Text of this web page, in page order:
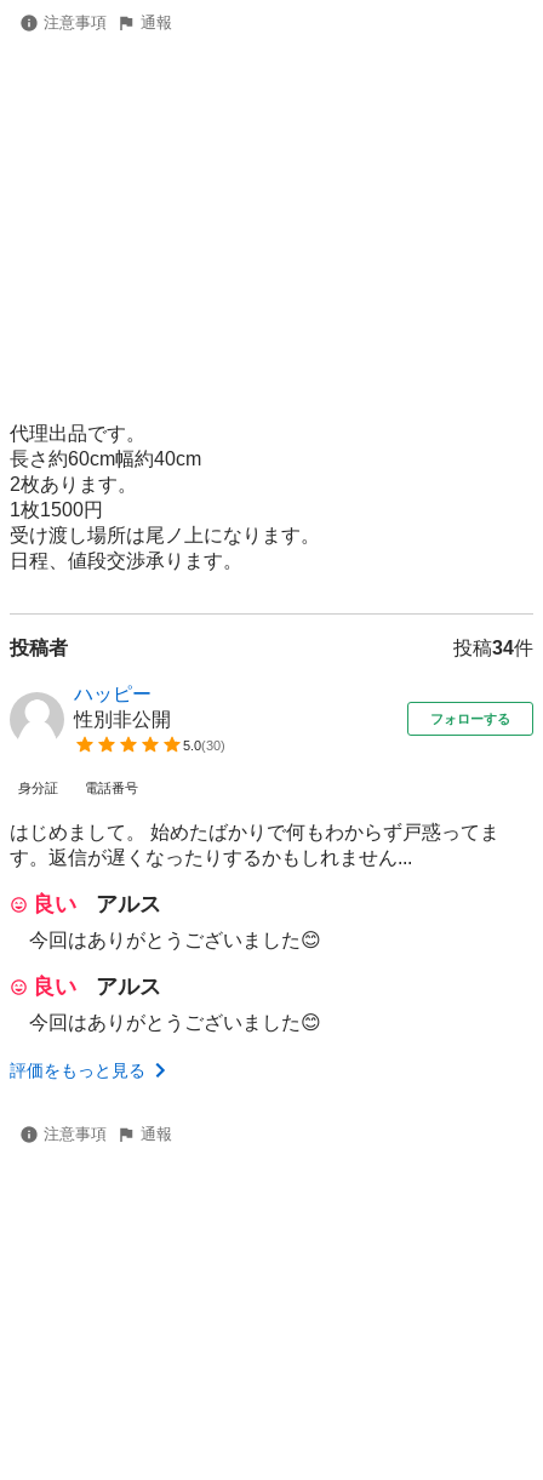
注意事項 通報
代理出品です。
長さ約60cm幅約40cm
2枚あります。
1枚1500円
受け渡し場所は尾ノ上になります。
日程、値段交渉承ります。
投稿者 投稿34件
ハッピー
性別非公開
5.0(30)
フォローする
身分証 電話番号
はじめまして。 始めたばかりで何もわからず戸惑ってま
す。返信が遅くなったりするかもしれません...
良い アルス
今回はありがとうございました😊
良い アルス
今回はありがとうございました😊
評価をもっと見る
注意事項 通報